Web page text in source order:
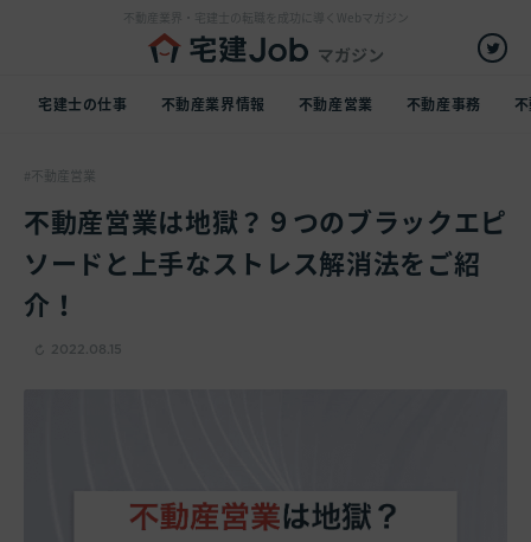
不動産業界・宅建士の転職を成功に導くWebマガジン
宅建士の仕事 不動産業界情報 不動産営業 不動産事務
不動産営業
不動産営業は地獄？９つのブラックエピ
ソードと上手なストレス解消法をご紹
介！
2022.08.15